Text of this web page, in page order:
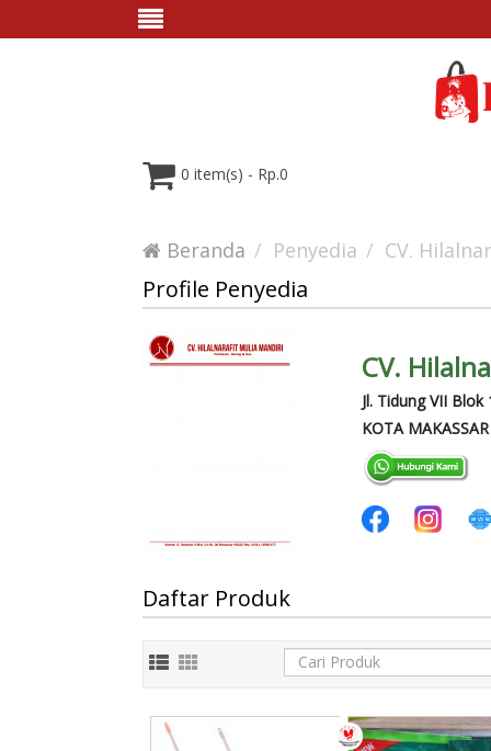
0 item(s) - Rp.0
Beranda Penyedia CV.
Profile Penyedia
CV.
Jl. Tidung VII
KOTA MAKASSAR
Daftar Produk